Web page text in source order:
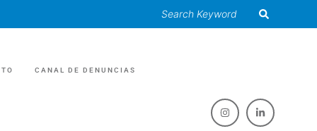
CANAL DE DENUNCIAS